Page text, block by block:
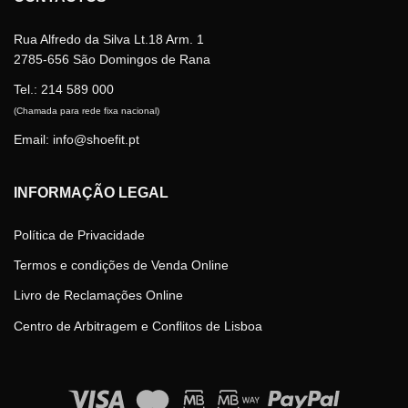
Rua Alfredo da Silva Lt.18 Arm. 1
2785-656 São Domingos de Rana
Tel.: 214 589 000
(Chamada para rede fixa nacional)
Email: info@shoefit.pt
INFORMAÇÃO LEGAL
Política de Privacidade
Termos e condições de Venda Online
Livro de Reclamações Online
Centro de Arbitragem e Conflitos de Lisboa